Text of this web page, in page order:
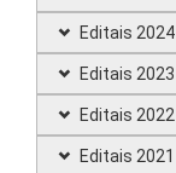
Editais 2024
Editais 2023
Editais 2022
Editais 2021